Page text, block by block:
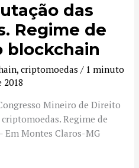
das
Regime de
blockchain
, criptomoedas / 1 minuto
2018
Mineiro de Direito
Regime de
Em Montes Claros-MG